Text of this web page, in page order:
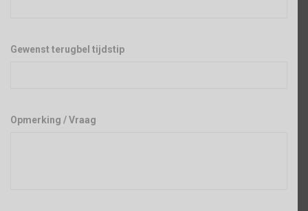
Gewenst terugbel tijdstip
Opmerking / Vraag